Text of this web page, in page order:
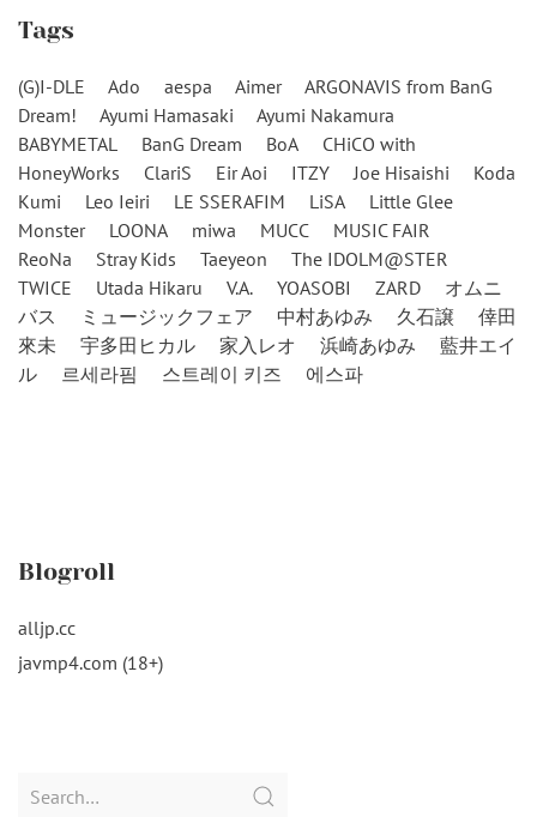
Tags
(G)I-DLE Ado aespa Aimer
ARGONAVIS from BanG
Dream!
Ayumi Hamasaki
Ayumi Nakamura
BABYMETAL
BanG Dream BoA
CHiCO with
HoneyWorks
ClariS Eir Aoi ITZY Joe Hisaishi
Koda
Kumi
Leo Ieiri LE SSERAFIM LiSA
Little Glee
Monster
LOONA miwa MUCC
MUSIC FAIR
ReoNa
Stray Kids Taeyeon
The IDOLM@STER
TWICE
Utada Hikaru V.A. YOASOBI ZARD
オムニ
バス
ミュージックフェア 中村あゆみ 久石譲
倖田
來未
宇多田ヒカル 家入レオ 浜崎あゆみ
藍井エイ
ル
르세라핌 스트레이 키즈 에스파
Blogroll
alljp.cc
javmp4.com (18+)
Search